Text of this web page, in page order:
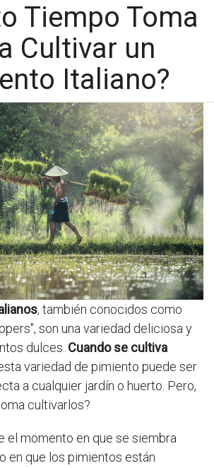
Tiempo Toma
Cultivar un
Italiano?
, también conocidos como
son una variedad deliciosa y
dulces. Cuando se cultiva
variedad de pimiento puede ser
a cualquier jardín o huerto. Pero,
cultivarlos?
el momento en que se siembra
en que los pimientos están